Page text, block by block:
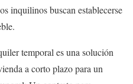
inquilinos buscan establecerse
temporal es una solución
a corto plazo para un